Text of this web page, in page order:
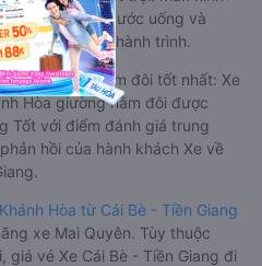
trí, wifi, và nước uống và
khách suốt hành trình.
Hòa giường nằm đôi tốt nhất: Xe
Hòa giường nằm đôi được
Tốt với điểm đánh giá trung
hồi của hành khách Xe về
Hòa từ Cái Bè - Tiền Giang
xe Mai Quyên. Tùy thuộc
giá vé Xe Cái Bè - Tiền Giang đi